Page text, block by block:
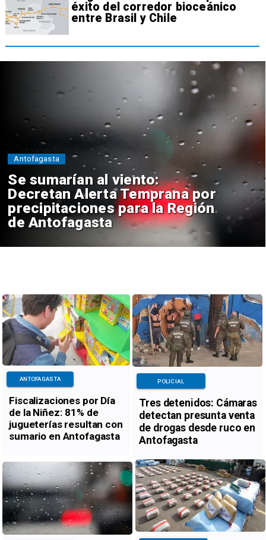
éxito del corredor bioceánico
entre Brasil y Chile
Se sumarían al viento:
Decretan Alerta Temprana por
precipitaciones para la Región
de Antofagasta
Antofagasta
Fiscalizaciones por Día
de la Niñez: 81% de
jugueterías resultan con
sumario en Antofagasta
ANTOFAGASTA
Tres detenidos: Cámaras
detectan presunta venta
de drogas desde ruco en
Antofagasta
POLICIAL